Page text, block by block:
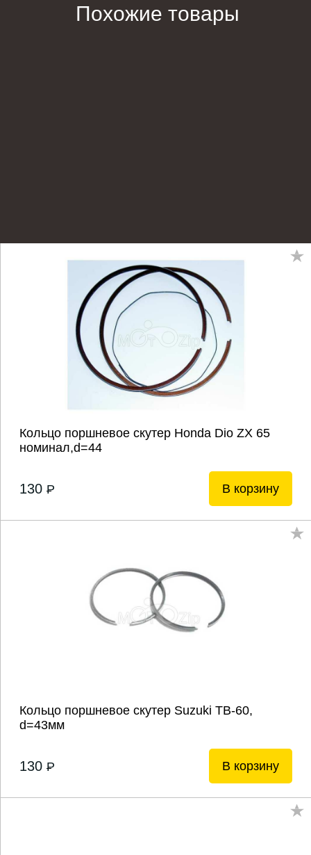
Похожие товары
Кольцо поршневое скутер Honda Dio ZX 65
номинал,d=44
130 P В корзину
Кольцо поршневое скутер Suzuki ТВ-60,
d=43мм
130 P В корзину